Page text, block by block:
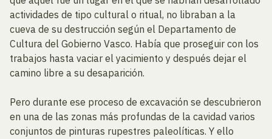
actividades de tipo cultural o ritual, no libraban a la
cueva de su destrucción según el Departamento de
Cultura del Gobierno Vasco. Había que proseguir con los
trabajos hasta vaciar el yacimiento y después dejar el
camino libre a su desaparición.
Pero durante ese proceso de excavación se descubrieron
en una de las zonas más profundas de la cavidad varios
conjuntos de pinturas rupestres paleolíticas. Y ello